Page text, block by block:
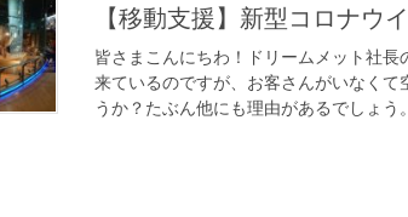
【移動支援】新型コロナウ
皆さまこんにちわ！ドリームメット社
来ているのですが、お客さんがいなくて
うか？たぶん他にも理由があるでしょ